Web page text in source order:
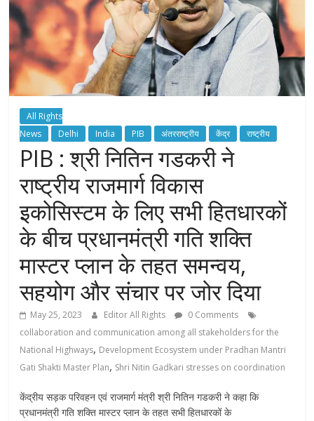
All Rights
News
Delhi India PIB अंतरराष्ट्रीय केंद्र राष्ट्रीय
PIB : श्री नितिन गडकरी ने
राष्ट्रीय राजमार्ग विकास
इकोसिस्टम के लिए सभी हितधारकों
के बीच प्रधानमंत्री गति शक्ति
मास्टर प्लान के तहत समन्वय,
सहयोग और संचार पर जोर दिया
May 25, 2023 Editor All Rights
0 Comments
collaboration and communication among all stakeholders for the
National Highways, Development Ecosystem under Pradhan Mantri
Gati Shakti Master Plan, Shri Nitin Gadkari stresses on coordination
केंद्रीय सड़क परिवहन एवं राजमार्ग मंत्री श्री नितिन गडकरी ने कहा कि
प्रधानमंत्री गति शक्ति मास्टर प्लान के तहत सभी हितधारकों के